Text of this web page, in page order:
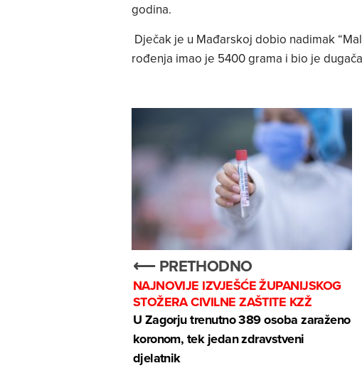
godina.
Dječak je u Mađarskoj dobio nadimak
rođenja imao je 5400 grama i bio je
⟵ PRETHODNO
NAJNOVIJE IZVJEŠĆE ŽUPANIJSKOG
STOŽERA CIVILNE ZAŠTITE KZŽ
U Zagorju trenutno 389 osoba zaraženo
koronom, tek jedan zdravstveni
djelatnik